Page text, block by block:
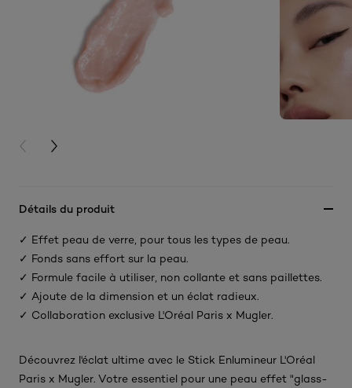
PREVIOUS CARD
NEXT CARD
Détails du produit
✓ Effet peau de verre, pour tous les types de peau.
✓ Fonds sans effort sur la peau.
✓ Formule facile à utiliser, non collante et sans paillettes.
✓ Ajoute de la dimension et un éclat radieux.
✓ Collaboration exclusive L'Oréal Paris x Mugler.
Découvrez l'éclat ultime avec le Stick Enlumineur L'Oréal
Paris x Mugler. Votre essentiel pour une peau effet "glass-